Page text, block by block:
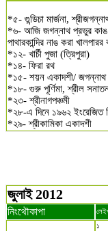
*৫- গুন্ডিচা মার্জনা,
*৬- আজি জগন্নাথ প্রভুর কাঙ
পাথারকান্দির নাঙ করা
*১২- খার্চী পুজা (ত্রিপুরা)
*১৪- ফিরা রথ
*১৫- শয়ন একাদশী/ জগন্নাথ
*১৮- গুরু পূর্ণিমা, শ্রীল
*২৩- শ্রীনাগপঞ্চমী
*২৮-এ দিনে ১৯৬২ ইংরেজিত
*২৯- শ্রীকামিকা একাদশী
জুলাই 2012
নিংথৌকাপা
১